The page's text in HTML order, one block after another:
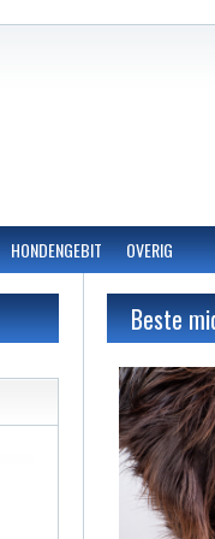
HONDENGEBIT OVERIG
Beste